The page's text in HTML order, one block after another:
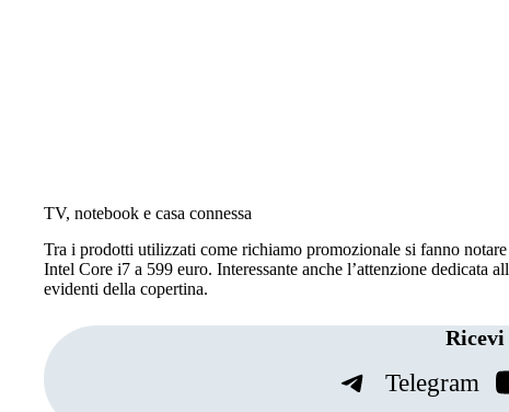
TV, notebook e casa connessa
Tra i prodotti utilizzati come richiamo promozionale si fanno
Intel Core i7 a 599 euro. Interessante anche l’attenzione
evidenti della copertina.
Telegram